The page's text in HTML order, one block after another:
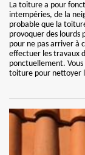
La toiture a pour
intempéries, de la
probable que la
provoquer des lourds
pour ne pas arriver à
effectuer les travaux
ponctuellement.
toiture pour nettoyer